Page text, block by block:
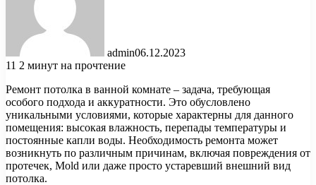
admin06.12.2023
11 2 минут на прочтение
Ремонт потолка в ванной комнате – задача, требующая
особого подхода и аккуратности. Это обусловлено
уникальными условиями, которые характерны для данного
помещения: высокая влажность, перепады температуры и
постоянные капли воды. Необходимость ремонта может
возникнуть по различным причинам, включая повреждения от
протечек, Mold или даже просто устаревший внешний вид
потолка.